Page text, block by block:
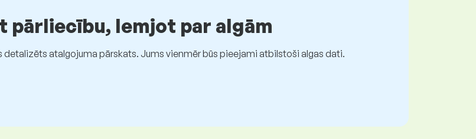
pārliecību, lemjot par algām
detalizēts atalgojuma pārskats. Jums vienmēr būs pieejami atbilstoši algas dati.